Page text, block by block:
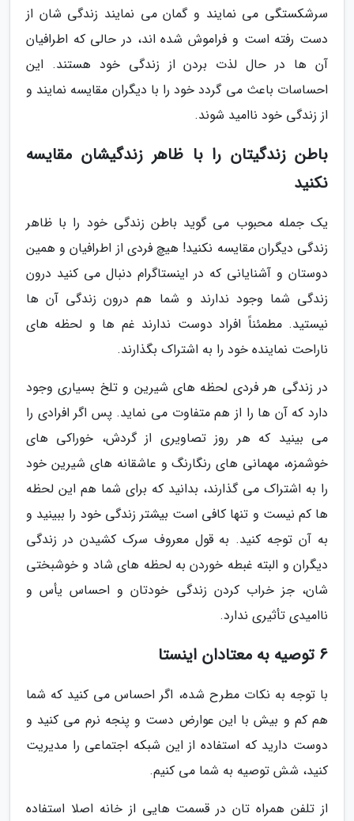
سرشکستگی می نمایند و گمان می نمایند زندگی شان از
دست رفته است و فراموش شده اند، در حالی که اطرافیان
آن ها در حال لذت بردن از زندگی خود هستند. این
احساسات باعث می گردد خود را با دیگران مقایسه نمایند و
از زندگی خود ناامید شوند.
باطن زندگیتان را با ظاهر زندگیشان مقایسه
نکنید
یک جمله محبوب می گوید باطن زندگی خود را با ظاهر
زندگی دیگران مقایسه نکنید! هیچ فردی از اطرافیان و همین
دوستان و آشنایانی که در اینستاگرام دنبال می کنید درون
زندگی شما وجود ندارند و شما هم درون زندگی آن ها
نیستید. مطمئناً افراد دوست ندارند غم ها و لحظه های
ناراحت نماینده خود را به اشتراک بگذارند.
در زندگی هر فردی لحظه های شیرین و تلخ بسیاری وجود
دارد که آن ها را از هم متفاوت می نماید. پس اگر افرادی را
می بینید که هر روز تصاویری از گردش، خوراکی های
خوشمزه، مهمانی های رنگارنگ و عاشقانه های شیرین خود
را به اشتراک می گذارند، بدانید که برای شما هم این لحظه
ها کم نیست و تنها کافی است بیشتر زندگی خود را ببینید و
به آن توجه کنید. به قول معروف سرک کشیدن در زندگی
دیگران و البته غبطه خوردن به لحظه های شاد و خوشبختی
شان، جز خراب کردن زندگی خودتان و احساس یأس و
ناامیدی تأثیری ندارد.
6 توصیه به معتادان اینستا
با توجه به نکات مطرح شده، اگر احساس می کنید که شما
هم کم و بیش با این عوارض دست و پنجه نرم می کنید و
دوست دارید که استفاده از این شبکه اجتماعی را مدیریت
کنید، شش توصیه به شما می کنیم.
از تلفن همراه تان در قسمت هایی از خانه اصلا استفاده